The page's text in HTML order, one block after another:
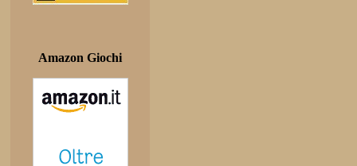
Amazon Giochi